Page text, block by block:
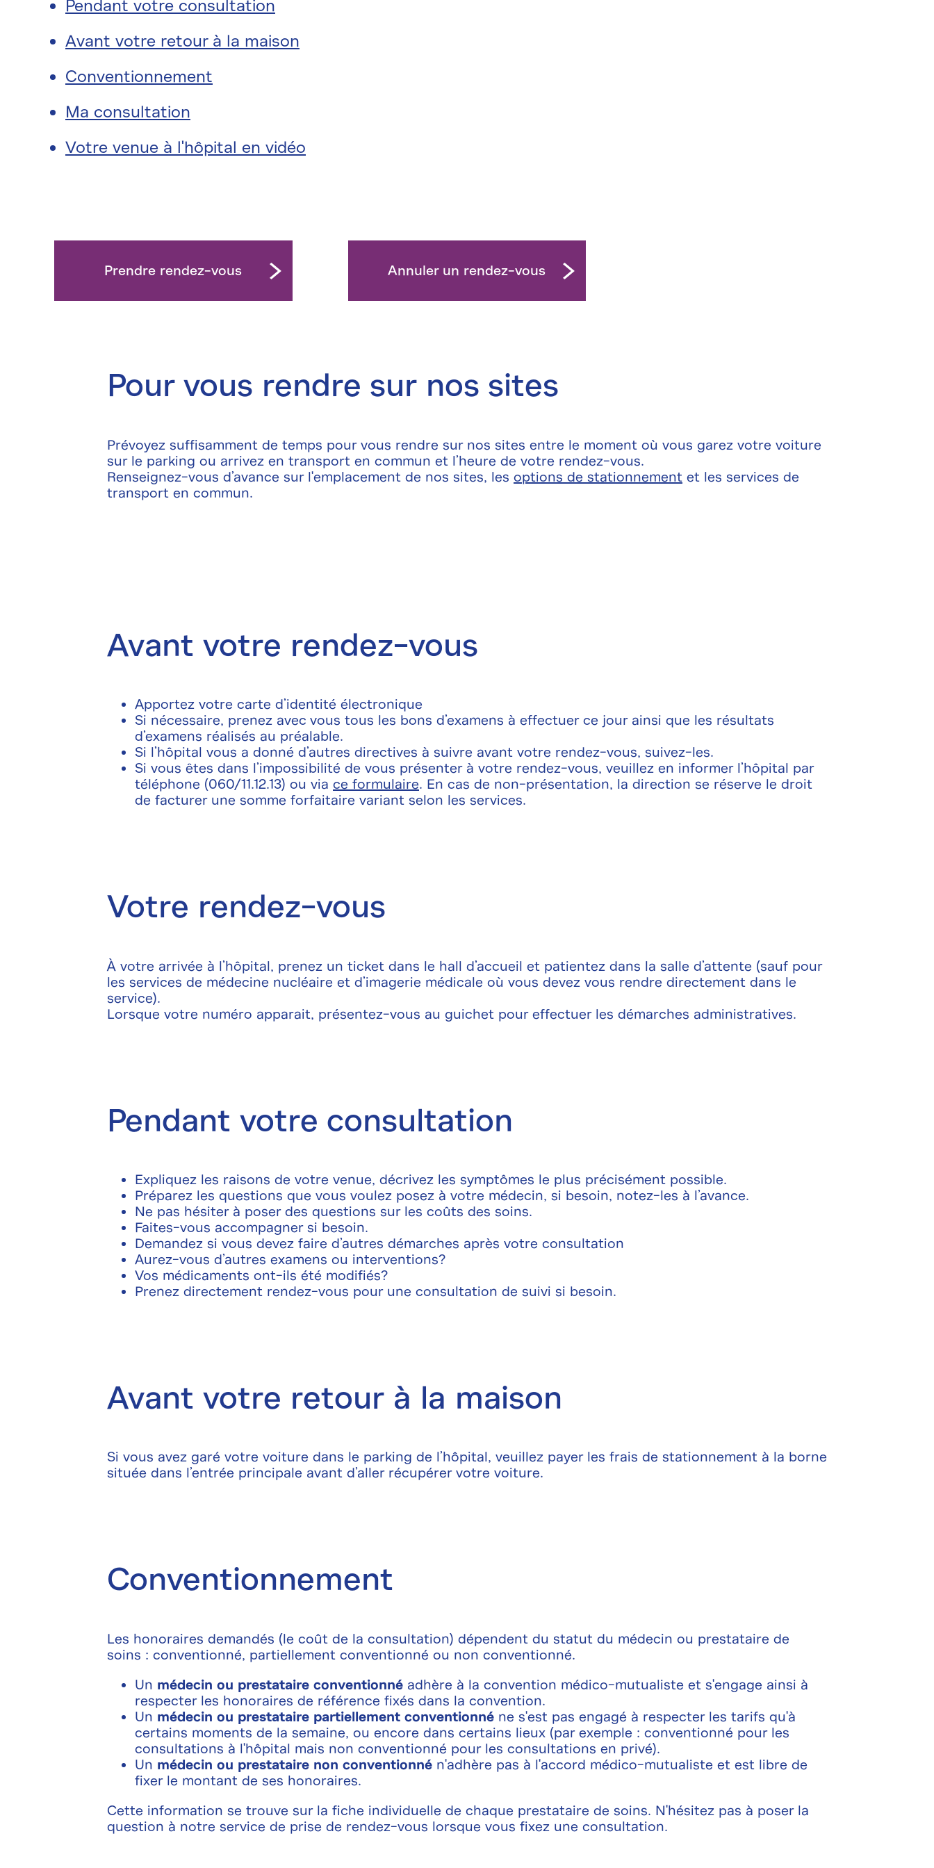
Pendant votre consultation
Avant votre retour à la maison
Conventionnement
Ma consultation
Votre venue à l'hôpital en vidéo
Prendre rendez-vous Annuler un rendez-vous
Pour vous rendre sur nos sites
Prévoyez suffisamment de temps pour vous rendre sur nos sites entre le moment où vous garez votre voiture
sur le parking ou arrivez en transport en commun et l’heure de votre rendez-vous.
Renseignez-vous d’avance sur l'emplacement de nos sites, les options de stationnement et les services de
transport en commun.
Avant votre rendez-vous
Apportez votre carte d’identité électronique
Si nécessaire, prenez avec vous tous les bons d’examens à effectuer ce jour ainsi que les résultats
d’examens réalisés au préalable.
Si l’hôpital vous a donné d’autres directives à suivre avant votre rendez-vous, suivez-les.
Si vous êtes dans l’impossibilité de vous présenter à votre rendez-vous, veuillez en informer l’hôpital par
téléphone (060/11.12.13) ou via ce formulaire. En cas de non-présentation, la direction se réserve le droit
de facturer une somme forfaitaire variant selon les services.
Votre rendez-vous
À votre arrivée à l’hôpital, prenez un ticket dans le hall d’accueil et patientez dans la salle d’attente (sauf pour
les services de médecine nucléaire et d’imagerie médicale où vous devez vous rendre directement dans le
service).
Lorsque votre numéro apparait, présentez-vous au guichet pour effectuer les démarches administratives.
Pendant votre consultation
Expliquez les raisons de votre venue, décrivez les symptômes le plus précisément possible.
Préparez les questions que vous voulez posez à votre médecin, si besoin, notez-les à l’avance.
Ne pas hésiter à poser des questions sur les coûts des soins.
Faites-vous accompagner si besoin.
Demandez si vous devez faire d’autres démarches après votre consultation
Aurez-vous d’autres examens ou interventions?
Vos médicaments ont-ils été modifiés?
Prenez directement rendez-vous pour une consultation de suivi si besoin.
Avant votre retour à la maison
Si vous avez garé votre voiture dans le parking de l’hôpital, veuillez payer les frais de stationnement à la borne
située dans l’entrée principale avant d’aller récupérer votre voiture.
Conventionnement
Les honoraires demandés (le coût de la consultation) dépendent du statut du médecin ou prestataire de
soins : conventionné, partiellement conventionné ou non conventionné.
Un médecin ou prestataire conventionné adhère à la convention médico-mutualiste et s'engage ainsi à
respecter les honoraires de référence fixés dans la convention.
Un médecin ou prestataire partiellement conventionné ne s'est pas engagé à respecter les tarifs qu'à
certains moments de la semaine, ou encore dans certains lieux (par exemple : conventionné pour les
consultations à l'hôpital mais non conventionné pour les consultations en privé).
Un médecin ou prestataire non conventionné n'adhère pas à l'accord médico-mutualiste et est libre de
fixer le montant de ses honoraires.
Cette information se trouve sur la fiche individuelle de chaque prestataire de soins. N'hésitez pas à poser la
question à notre service de prise de rendez-vous lorsque vous fixez une consultation.